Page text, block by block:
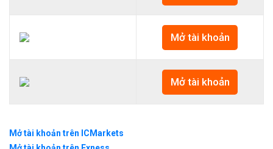
Mở tài khoản
Mở tài khoản
Mở tài khoản trên ICMarkets